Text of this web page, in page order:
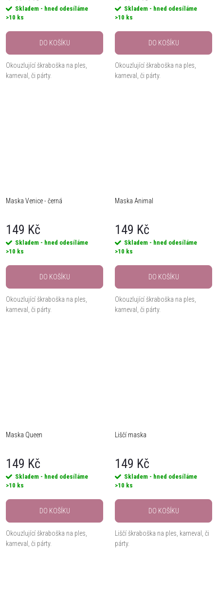
Skladem - hned odesíláme
>10 ks
DO KOŠÍKU
Okouzlující škraboška na ples,
karneval, či párty.
Skladem - hned odesíláme
>10 ks
DO KOŠÍKU
Okouzlující škraboška na ples,
karneval, či párty.
Maska Venice - černá
149 Kč
Skladem - hned odesíláme
>10 ks
DO KOŠÍKU
Okouzlující škraboška na ples,
karneval, či párty.
Maska Animal
149 Kč
Skladem - hned odesíláme
>10 ks
DO KOŠÍKU
Okouzlující škraboška na ples,
karneval, či párty.
Maska Queen
149 Kč
Skladem - hned odesíláme
>10 ks
DO KOŠÍKU
Okouzlující škraboška na ples,
karneval, či párty.
Liščí maska
149 Kč
Skladem - hned odesíláme
>10 ks
DO KOŠÍKU
Liščí škraboška na ples, karneval, či
párty.